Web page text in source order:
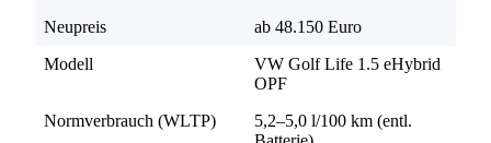
Neupreis
ab 48.150 Euro
Modell
VW Golf Life 1.5 eHybrid
OPF
Normverbrauch (WLTP)
5,2–5,0 l/100 km (entl.